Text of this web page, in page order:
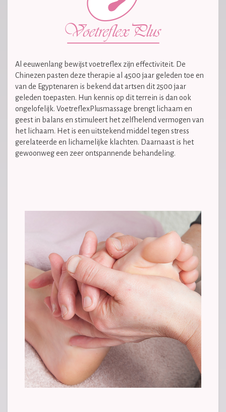
Al eeuwenlang bewijst voetreflex zijn effectiviteit. De
Chinezen pasten deze therapie al 4500 jaar geleden toe en
van de Egyptenaren is bekend dat artsen dit 2500 jaar
geleden toepasten. Hun kennis op dit terrein is dan ook
ongelofelijk. VoetreflexPlusmassage brengt lichaam en
geest in balans en stimuleert het zelfhelend vermogen van
het lichaam. Het is een uitstekend middel tegen stress
gerelateerde en lichamelijke klachten. Daarnaast is het
gewoonweg een zeer ontspannende behandeling.